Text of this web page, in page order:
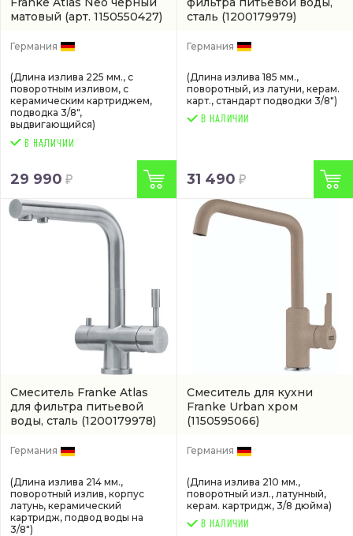
матовый (арт. 1150550427)
Германия
(Длина излива 225 мм., с
поворотным изливом, с
керамическим картриджем,
подводка 3/8",
выдвигающийся)
29 990
сталь (1200179979)
Германия
(Длина излива 185 мм.,
поворотный, из латуни, керам.
карт., стандарт подводки 3/8")
В НАЛИЧИИ
31 490
Смеситель Franke Atlas
для фильтра питьевой
воды, сталь (1200179978)
Германия
(Длина излива 214 мм.,
поворотный излив, корпус
латунь, керамический
картридж, подвод воды на
3/8")
Смеситель для кухни
Franke Urban хром
(1150595066)
Германия
(Длина излива 210 мм.,
поворотный изл., латунный,
керам. картридж, 3/8 дюйма)
В НАЛИЧИИ